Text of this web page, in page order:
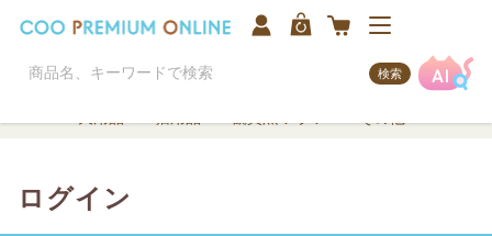
検索
ログイン